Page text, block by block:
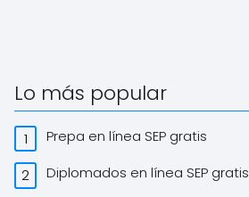
Lo más popular
Prepa en línea SEP gratis
Diplomados en línea SEP gratis